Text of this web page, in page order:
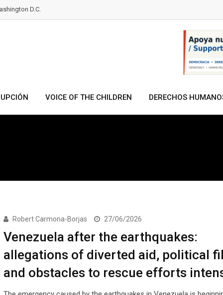
D.C.
VOICE OF THE CHILDREN DERECHOS
Robert Carmona-Borjas 27/06/2026
Venezuela after the earthquakes:
allegations of diverted aid, political
and obstacles to rescue efforts